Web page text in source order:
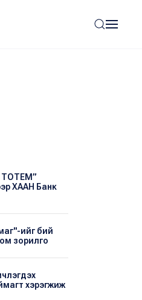
ХААН Банк
ийг бий
зорилго
хэрэгжиж